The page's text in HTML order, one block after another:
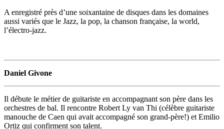
A enregistré près d’une soixantaine de disques dans les domaines
aussi variés que le Jazz, la pop, la chanson française, la world,
l’électro-jazz.
Daniel Givone
Il débute le métier de guitariste en accompagnant son père dans les
orchestres de bal. Il rencontre Robert Ly van Thi (célèbre guitariste
manouche de Caen qui avait accompagné son grand-père!) et Emilio
Ortiz qui confirment son talent.